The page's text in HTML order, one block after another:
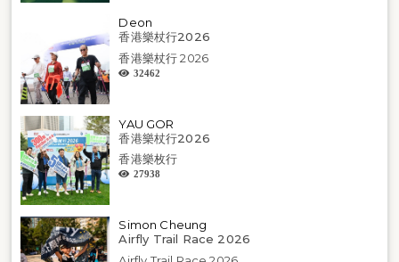
Deon
香港樂杖行2026
香港樂杖行 2026
32462
YAU GOR
香港樂杖行2026
香港樂枚行
27938
Simon Cheung
Airfly Trail Race 2026